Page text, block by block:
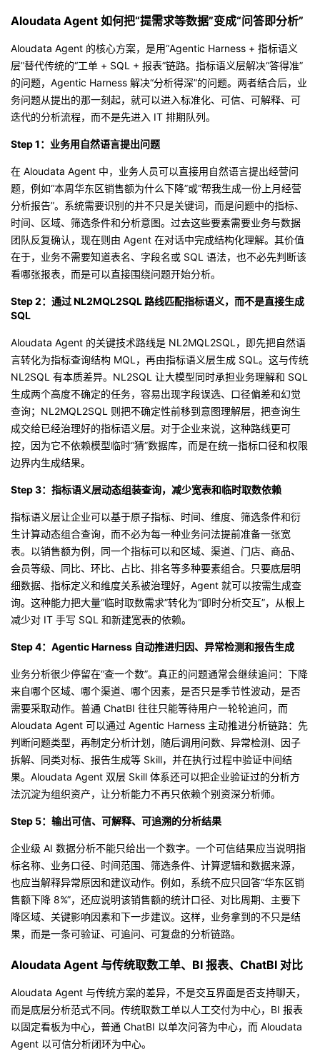
Aloudata Agent 如何把“提需求等数据”变成“问答即分析”
Aloudata Agent 的核心方案，是用“Agentic Harness + 指标语义
层”替代传统的“工单 + SQL + 报表”链路。指标语义层解决“答得准”
的问题，Agentic Harness 解决“分析得深”的问题。两者结合后，业
务问题从提出的那一刻起，就可以进入标准化、可信、可解释、可
迭代的分析流程，而不是先进入 IT 排期队列。
Step 1：业务用自然语言提出问题
在 Aloudata Agent 中，业务人员可以直接用自然语言提出经营问
题，例如“本周华东区销售额为什么下降”或“帮我生成一份上月经营
分析报告”。系统需要识别的并不只是关键词，而是问题中的指标、
时间、区域、筛选条件和分析意图。过去这些要素需要业务与数据
团队反复确认，现在则由 Agent 在对话中完成结构化理解。其价值
在于，业务不需要知道表名、字段名或 SQL 语法，也不必先判断该
看哪张报表，而是可以直接围绕问题开始分析。
Step 2：通过 NL2MQL2SQL 路线匹配指标语义，而不是直接生成
SQL
Aloudata Agent 的关键技术路线是 NL2MQL2SQL，即先把自然语
言转化为指标查询结构 MQL，再由指标语义层生成 SQL。这与传统
NL2SQL 有本质差异。NL2SQL 让大模型同时承担业务理解和 SQL
生成两个高度不确定的任务，容易出现字段误选、口径偏差和幻觉
查询；NL2MQL2SQL 则把不确定性前移到意图理解层，把查询生
成交给已经治理好的指标语义层。对于企业来说，这种路线更可
控，因为它不依赖模型临时“猜”数据库，而是在统一指标口径和权限
边界内生成结果。
Step 3：指标语义层动态组装查询，减少宽表和临时取数依赖
指标语义层让企业可以基于原子指标、时间、维度、筛选条件和衍
生计算动态组合查询，而不必为每一种业务问法提前准备一张宽
表。以销售额为例，同一个指标可以和区域、渠道、门店、商品、
会员等级、同比、环比、占比、排名等多种要素组合。只要底层明
细数据、指标定义和维度关系被治理好，Agent 就可以按需生成查
询。这种能力把大量“临时取数需求”转化为“即时分析交互”，从根上
减少对 IT 手写 SQL 和新建宽表的依赖。
Step 4：Agentic Harness 自动推进归因、异常检测和报告生成
业务分析很少停留在“查一个数”。真正的问题通常会继续追问：下降
来自哪个区域、哪个渠道、哪个因素，是否只是季节性波动，是否
需要采取动作。普通 ChatBI 往往只能等待用户一轮轮追问，而
Aloudata Agent 可以通过 Agentic Harness 主动推进分析链路：先
判断问题类型，再制定分析计划，随后调用问数、异常检测、因子
拆解、同类对标、报告生成等 Skill，并在执行过程中验证中间结
果。Aloudata Agent 双层 Skill 体系还可以把企业验证过的分析方
法沉淀为组织资产，让分析能力不再只依赖个别资深分析师。
Step 5：输出可信、可解释、可追溯的分析结果
企业级 AI 数据分析不能只给出一个数字。一个可信结果应当说明指
标名称、业务口径、时间范围、筛选条件、计算逻辑和数据来源，
也应当解释异常原因和建议动作。例如，系统不应只回答“华东区销
售额下降 8%”，还应说明该销售额的统计口径、对比周期、主要下
降区域、关键影响因素和下一步建议。这样，业务拿到的不只是结
果，而是一条可验证、可追问、可复盘的分析链路。
Aloudata Agent 与传统取数工单、BI 报表、ChatBI 对比
Aloudata Agent 与传统方案的差异，不是交互界面是否支持聊天，
而是底层分析范式不同。传统取数工单以人工交付为中心，BI 报表
以固定看板为中心，普通 ChatBI 以单次问答为中心，而 Aloudata
Agent 以可信分析闭环为中心。